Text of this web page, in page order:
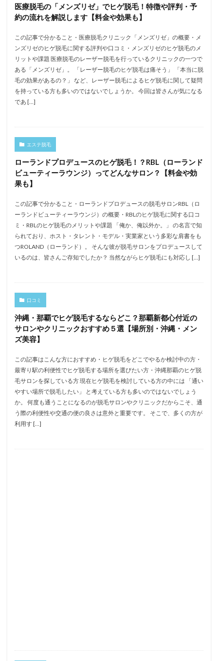
医療脱毛の「メンズリゼ」でヒゲ脱毛！特徴や評判・予
約の流れを解説します【料金や効果も】
この記事で分かること・医療脱毛クリニック「メンズリゼ」の概要・メ
ンズリゼのヒゲ脱毛に関する評判や口コミ・メンズリゼのヒゲ脱毛のメ
リットや課題 医療脱毛のレーザー脱毛を行っているクリニックの一つで
ある「メンズリゼ」。 「レーザー脱毛のヒゲ脱毛は痛そう」 「本当に脱
毛の効果があるの？」 など、レーザー脱毛によるヒゲ脱毛に関して疑問
を持っている方も多いのではないでしょうか。 今回は皆さんが気になる
であ […]
エステ脱毛
ローランドプロデュースのヒゲ脱毛！？RBL（ローランド
ビューティーラウンジ）ってどんなサロン？【料金や効
果も】
この記事で分かること・ローランドプロデュースの脱毛サロンRBL（ロ
ーランドビューティーラウンジ）の概要・RBLのヒゲ脱毛に関する口コ
ミ・RBLのヒゲ脱毛のメリットや課題 「俺か、俺以外か。」 の名言で知
られており、ホスト・タレント・モデル・実業家という多彩な肩書をも
つROLAND（ローランド）。 そんな彼が脱毛サロンをプロデュースして
いるのは、皆さんご存知でしたか？ 当然ながらヒゲ脱毛にも対応し […]
口コミ
沖縄・那覇でヒゲ脱毛するならどこ？那覇新都心付近の
サロンやクリニックおすすめ５選【場所別・沖縄・メン
ズ美容】
この記事はこんな方におすすめ・ヒゲ脱毛をどこでやるか検討中の方・
最寄り駅の利便性でヒゲ脱毛する場所を選びたい方・沖縄那覇のヒゲ脱
毛サロンを探している方 現在ヒゲ脱毛を検討している方の中には 「通い
やすい場所で脱毛したい」 と考えている方も多いのではないでしょう
か。 何度も通うことになるのが脱毛サロンやクリニックだからこそ、通
う際の利便性や交通の便の良さは意外と重要です。 そこで、多くの方が
利用す […]